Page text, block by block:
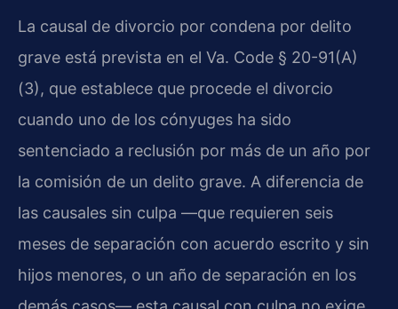
La causal de divorcio por condena por delito
grave está prevista en el Va. Code § 20-91(A)
(3), que establece que procede el divorcio
cuando uno de los cónyuges ha sido
sentenciado a reclusión por más de un año por
la comisión de un delito grave. A diferencia de
las causales sin culpa —que requieren seis
meses de separación con acuerdo escrito y sin
hijos menores, o un año de separación en los